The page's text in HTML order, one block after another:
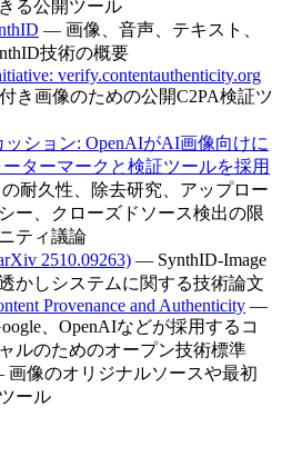
る公開ツール
— 画像、音声、テキスト、
技術の概要
verify.contentauthenticity.org
き画像のための公開C2PA検証ツ
ッション: OpenAIがAI画像向けに
ーターマークと検証ツールを採用
耐久性、除去研究、アップロー
ー、クローズドソース検出の限
ティ議論
2510.09263) — SynthID-Image
かしシステムに関する技術論文
Provenance and Authenticity —
、OpenAIなどが採用するコ
ルのためのオープン技術標準
像のオリジナルソースや最初
ール